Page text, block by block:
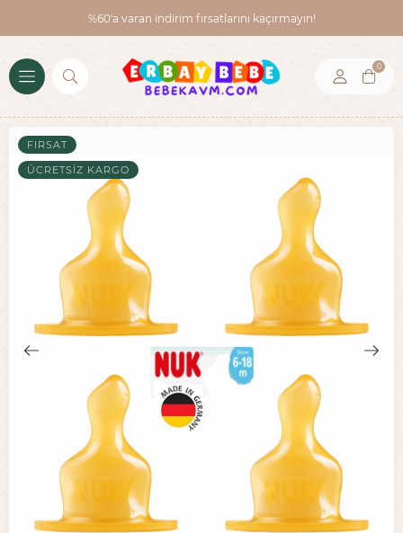
%60'a varan indirim fırsatlarını kaçırmayın!
0
FIRSAT
ÜCRETSIZ KARGO